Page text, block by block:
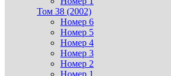
Том 38 (2002)
Номер 6
Номер 5
Номер 4
Номер 3
Номер 2
Номер 1